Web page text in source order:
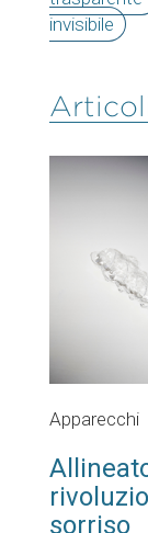
invisibile
Apparecchi
sorriso